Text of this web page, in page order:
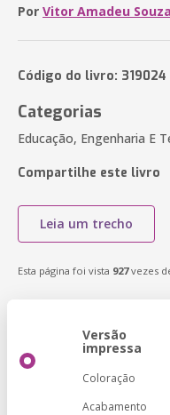
Por Vitor Amadeu Souza
Código do livro: 319024
Categorias
Educação, Engenharia E
Compartilhe este livro
Leia um trecho
Esta página foi vista 927vezes
Versão
impressa
Coloração
Acabamento